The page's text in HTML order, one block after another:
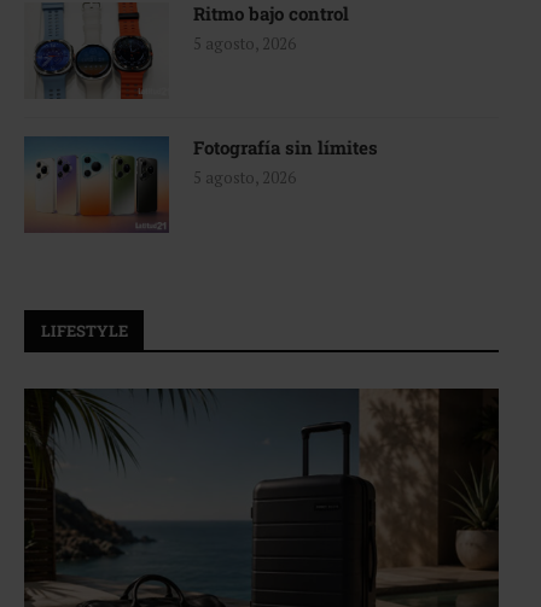
Ritmo bajo control
5 agosto, 2026
Fotografía sin límites
5 agosto, 2026
LIFESTYLE